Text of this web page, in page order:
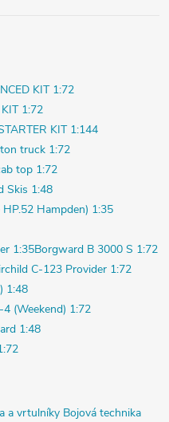
KIT 1:72
1:72
KIT 1:144
truck 1:72
top 1:72
Skis 1:48
Hampden) 1:35
1:35Borgward B 3000 S 1:72
C-123 Provider 1:72
1:48
(Weekend) 1:72
1:48
a vrtulníky Bojová technika